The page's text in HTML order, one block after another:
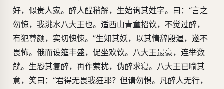
好，似贵人家。醉人酲稍解，生始询其姓字。曰：“言之
勿惊，我洮水八大王也。适西山青童招饮，不觉过醉，
有犯尊颜，实切愧悚。”生知其妖，以其情辞殷渥，遂不
畏怖。俄而设筵丰盛，促坐欢饮。八大王最豪，连举数
觥。生恐其复醉，再作萦扰，伪醉求寝。八大王已喻其
意，笑曰：“君得无畏我狂耶？但请勿惧。凡醉人无行，